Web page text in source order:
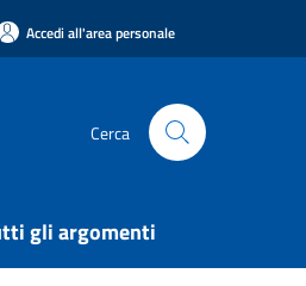
Accedi all'area personale
Cerca
gli argomenti